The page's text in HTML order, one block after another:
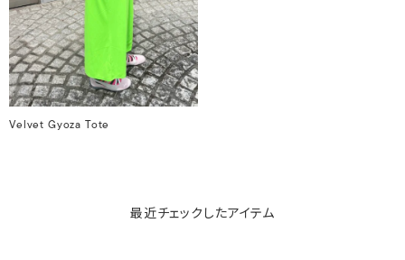
Velvet Gyoza Tote
最近チェックしたアイテム